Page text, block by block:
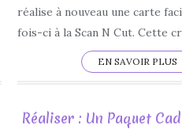
réalise à nouveau une carte
fois-ci à la Scan N Cut. Cette
EN SAVOIR PLUS
Réaliser : Un Paquet